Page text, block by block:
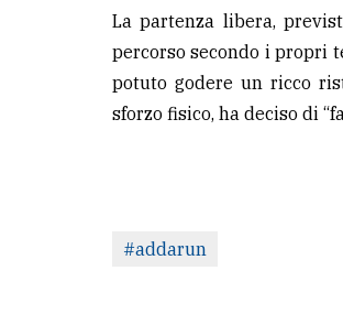
La partenza libera,
percorso secondo i propri
potuto godere un ricco
sforzo fisico, ha deciso di
#addarun